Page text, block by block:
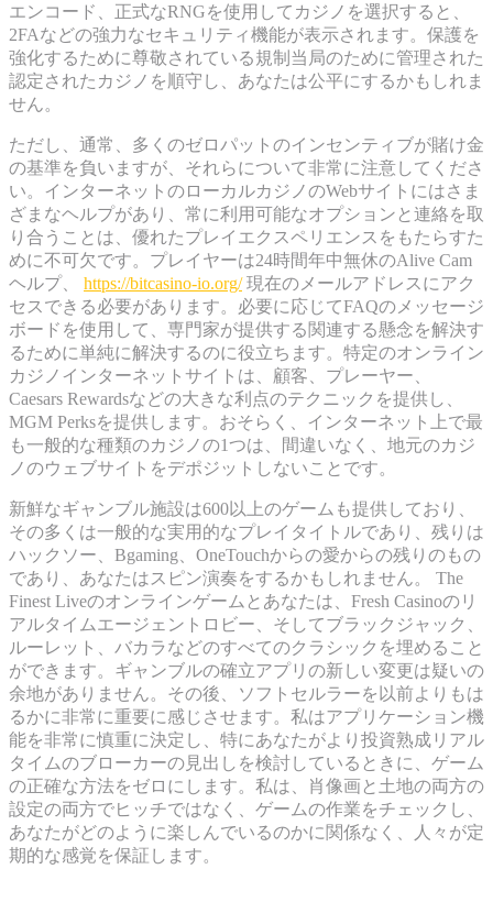
エンコード、正式なRNGを使用してカジノを選択すると、
2FAなどの強力なセキュリティ機能が表示されます。保護を
強化するために尊敬されている規制当局のために管理された
認定されたカジノを順守し、あなたは公平にするかもしれま
せん。
ただし、通常、多くのゼロパットのインセンティブが賭け金
の基準を負いますが、それらについて非常に注意してくださ
い。インターネットのローカルカジノのWebサイトにはさま
ざまなヘルプがあり、常に利用可能なオプションと連絡を取
り合うことは、優れたプレイエクスペリエンスをもたらすた
めに不可欠です。プレイヤーは24時間年中無休のAlive Cam
ヘルプ、 https://bitcasino-io.org/現在のメールアドレスにアク
セスできる必要があります。必要に応じてFAQのメッセージ
ボードを使用して、専門家が提供する関連する懸念を解決す
るために単純に解決するのに役立ちます。特定のオンライン
カジノインターネットサイトは、顧客、プレーヤー、
Caesars Rewardsなどの大きな利点のテクニックを提供し、
MGM Perksを提供します。おそらく、インターネット上で最
も一般的な種類のカジノの1つは、間違いなく、地元のカジ
ノのウェブサイトをデポジットしないことです。
新鮮なギャンブル施設は600以上のゲームも提供しており、
その多くは一般的な実用的なプレイタイトルであり、残りは
ハックソー、Bgaming、OneTouchからの愛からの残りのもの
であり、あなたはスピン演奏をするかもしれません。 The
Finest Liveのオンラインゲームとあなたは、Fresh Casinoのリ
アルタイムエージェントロビー、そしてブラックジャック、
ルーレット、バカラなどのすべてのクラシックを埋めること
ができます。ギャンブルの確立アプリの新しい変更は疑いの
余地がありません。その後、ソフトセルラーを以前よりもは
るかに非常に重要に感じさせます。私はアプリケーション機
能を非常に慎重に決定し、特にあなたがより投資熟成リアル
タイムのブローカーの見出しを検討しているときに、ゲーム
の正確な方法をゼロにします。私は、肖像画と土地の両方の
設定の両方でヒッチではなく、ゲームの作業をチェックし、
あなたがどのように楽しんでいるのかに関係なく、人々が定
期的な感覚を保証します。